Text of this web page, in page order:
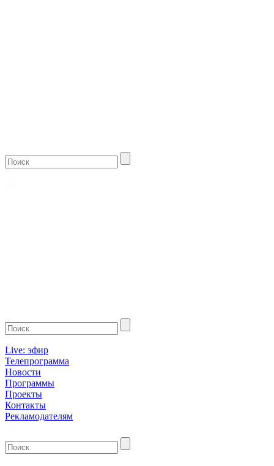
Live: эфир
Телепрограмма
Новости
Программы
Проекты
Контакты
Рекламодателям